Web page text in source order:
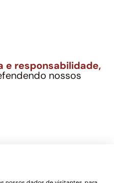
e responsabilidade,
nossos